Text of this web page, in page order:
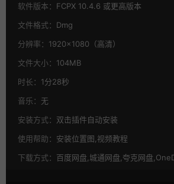
软件版本： FCPX 10.4.6 或更高版本
文件格式： Dmg
分辨率： 1920×1080（高清）
文件大小： 104MB
时长： 1分28秒
音乐： 无
安装方式： 双击插件自动安装
使用帮助： 安装位置图,视频教程
下载方式： 百度网盘,城通网盘,夸克网盘